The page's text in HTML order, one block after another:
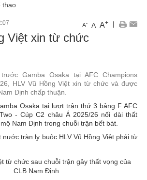
thao
A- A A+ |
Việt xin từ chức
Gamba Osaka tại AFC Champions
HLV Vũ Hồng Việt xin từ chức và được
Định chấp thuận.
Osaka tại lượt trận thứ 3 bảng F AFC
- Cúp C2 châu Á 2025/26 nối dài thất
Nam Định trong chuỗi trận bết bát.
tràn ly buộc HLV Vũ Hồng Việt phải từ